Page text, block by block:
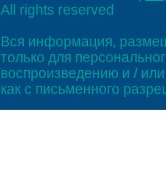
All rights reserved
Вся информация,
только для
воспроизведению и /
как с письменного